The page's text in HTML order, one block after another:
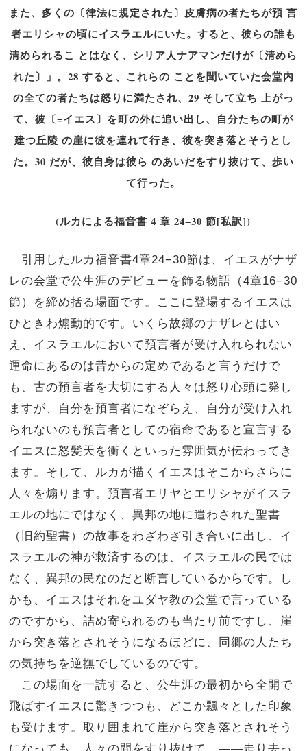
また、多くの〔律法に規定された〕皮膚病の者たちが預 言
者エリシャの頃にイスラエルにいた。すると、彼らの誰も
清められるこ とはなく、シリア人ナアマンだけが〔清めら
れた〕」。28 すると、これらの ことを聞いていた会堂内
の全ての者たちは怒りに満たされ、29 そして立ち 上がっ
て、彼〔=イエス〕を町の外に追い出し、自分たちの町が
建つ丘陵 の崖に彼を連れて行き、彼を突き落とそうとし
た。30 だが、彼自身は彼ら のあいだをすり抜けて、歩い
て行った。
(ルカによる福音書 4 章 24−30 節[私訳])
引用したルカ福音書4章24−30節は、イエスがナザ
レの会堂で公生涯のデビューを飾る物語（4章16−30
節）を締め括る場面です。ここに登場するイエスは
ひときわ煽動的です。いくら故郷のナザレとはい
え、イスラエルにおいて預言者が受け入れられない
運命にあるのは昔からの定めであると言うだけで
も、古の預言者を大切にする人々は怒り心頭に発し
ますが、自分を預言者になぞらえ、自分が受け入れ
られないのも預言者としての宿命であると宣言する
イエスに怒髪天を衝くといった雰囲気が伝わってき
ます。そして、ルカが描くイエスはそこからさらに
人々を煽ります。預言者エリヤとエリシャがイスラ
エルの地にではなく、異邦の地に遣わされた聖書
（旧約聖書）の故事をわざわざ引き合いに出し、イ
スラエルの神が救済するのは、イスラエルの民では
なく、異邦の民なのだと断言しているからです。し
かも、イエスはそれをユダヤ教の会堂で言っている
のですから、詰め寄られるのも当たり前ですし、崖
から突き落とされそうになるほどに、同郷の人たち
の気持ちを逆撫でしているのです。
この場面を一読すると、公生涯の最初から全開で
飛ばすイエスに驚きつつも、どこか飄々とした印象
も受けます。取り囲まれて崖から突き落とされそう
になっても、人々の間をすり抜けて、――走り去っ